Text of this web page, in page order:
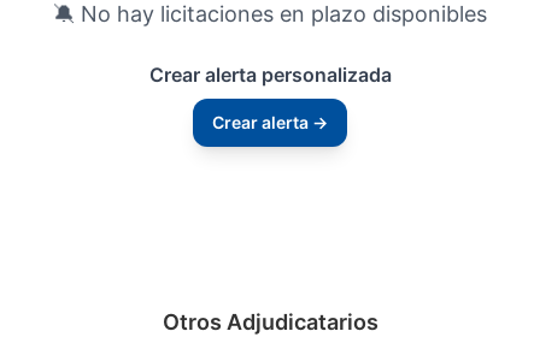
🔕 No hay licitaciones en plazo disponibles
Crear alerta personalizada
Crear alerta →
Otros Adjudicatarios